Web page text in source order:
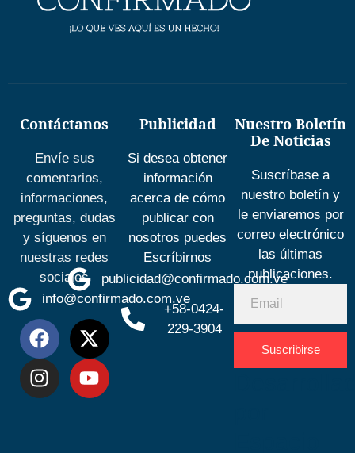
Contáctanos
Envíe sus
comentarios,
informaciones,
preguntas, dudas
y síguenos en
nuestras redes
sociales
info@confirmado.com.ve
Publicidad
Si desea obtener
información
acerca de cómo
publicar con
nosotros puedes
Escríbirnos
publicidad@confirmado.com.ve
+58-0424-
229-3904
Nuestro Boletín
De Noticias
Suscríbase a
nuestro boletín y
le enviaremos por
correo electrónico
las últimas
publicaciones.
Suscribirse